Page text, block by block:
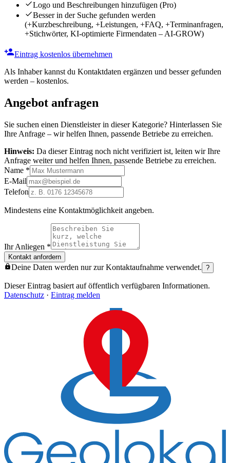
Logo und Beschreibungen hinzufügen (Pro)
Besser in der Suche gefunden werden
(+Kurzbeschreibung, +Leistungen, +FAQ, +Terminanfragen,
+Stichwörter, KI-optimierte Firmendaten – AI-GROW)
Eintrag kostenlos übernehmen
Als Inhaber kannst du Kontaktdaten ergänzen und besser gefunden
werden – kostenlos.
Angebot anfragen
Sie suchen einen Dienstleister in dieser Kategorie? Hinterlassen Sie
Ihre Anfrage – wir helfen Ihnen, passende Betriebe zu erreichen.
Hinweis: Da dieser Eintrag noch nicht verifiziert ist, leiten wir Ihre
Anfrage weiter und helfen Ihnen, passende Betriebe zu erreichen.
Name *
E-Mail
Telefon
Mindestens eine Kontaktmöglichkeit angeben.
Ihr Anliegen *
Kontakt anfordern
Deine Daten werden nur zur Kontaktaufnahme verwendet. ?
Dieser Eintrag basiert auf öffentlich verfügbaren Informationen.
Datenschutz · Eintrag melden